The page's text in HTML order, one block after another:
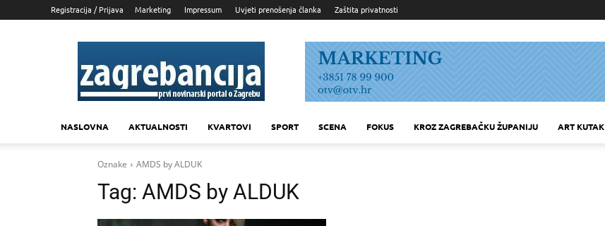
Registracija / Prijava Marketing Impressum Uvjeti prenošenja članka Zaštita privatnosti
Zagrebancija
NASLOVNA AKTUALNOSTI KVARTOVI SPORT SCENA FOKUS KROZ ZAGREBAČKU ŽUPANIJU ART KUTAK
Oznake AMDS by ALDUK
Tag: AMDS by ALDUK